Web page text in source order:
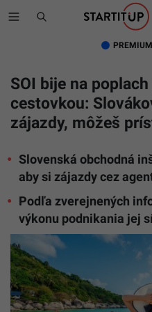
PREMIUM
SOI bije na
cestovkou:
zájazdy, môžeš
Slovenská obchodná
aby si zájazdy cez
Podľa zverejnených
výkonu podnikania jej